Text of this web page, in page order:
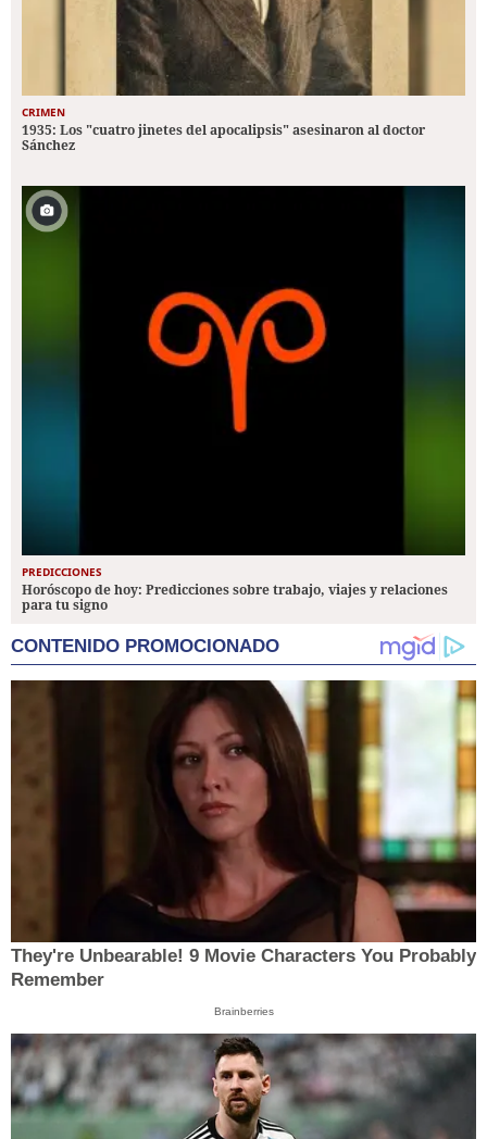
CRIMEN
1935: Los "cuatro jinetes del apocalipsis" asesinaron al doctor
Sánchez
PREDICCIONES
Horóscopo de hoy: Predicciones sobre trabajo, viajes y relaciones
para tu signo
CONTENIDO PROMOCIONADO
They're Unbearable! 9 Movie Characters You Probably
Remember
Brainberries